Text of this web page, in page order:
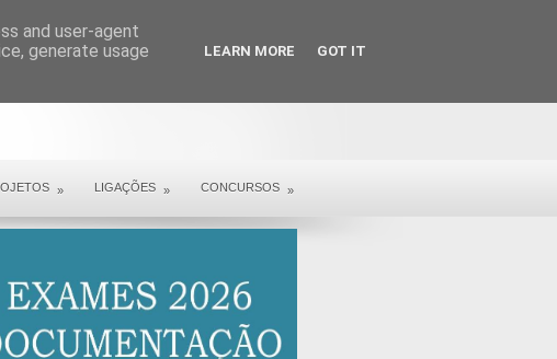
» LIGAÇÕES » CONCURSOS »
and user-agent
generate usage
LEARN MORE GOT IT